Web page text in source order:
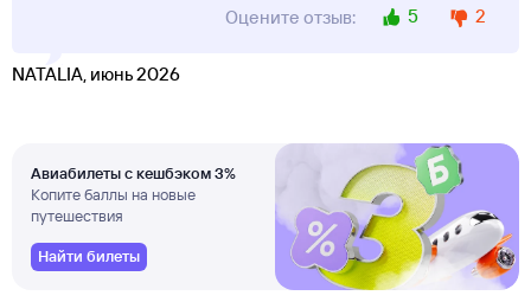
Оцените отзыв:
5 2
NATALIA, июнь 2026
Авиабилеты с кешбэком 3%
Копите баллы на новые
путешествия
Найти билеты